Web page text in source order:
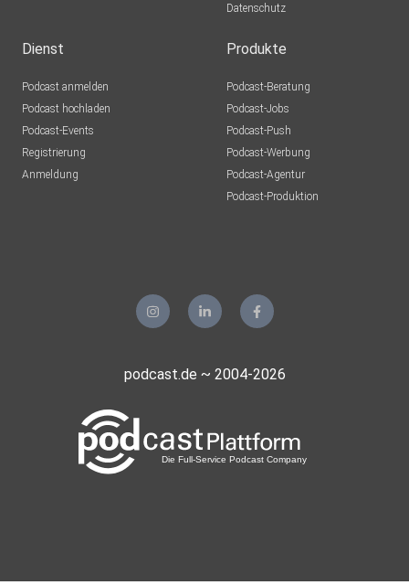
Datenschutz
Dienst
Podcast anmelden
Podcast hochladen
Podcast-Events
Registrierung
Anmeldung
Produkte
Podcast-Beratung
Podcast-Jobs
Podcast-Push
Podcast-Werbung
Podcast-Agentur
Podcast-Produktion
podcast.de ~ 2004-2026